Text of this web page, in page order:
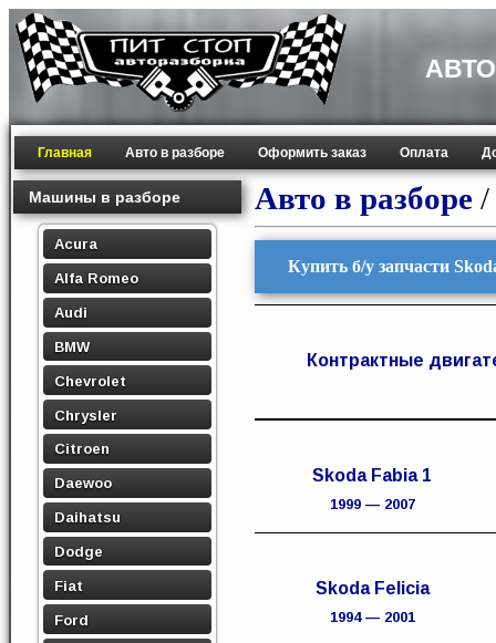
Главная Авто в разборе Оформить заказ Оплата
Машины в разборе
Acura
Alfa Romeo
Audi
BMW
Chevrolet
Chrysler
Citroen
Daewoo
Daihatsu
Dodge
Fiat
Ford
Авто в разборе /
Купить б/у запчасти
Контрактные
Skoda Fabia 1
1999 — 2007
Skoda Felicia
1994 — 2001